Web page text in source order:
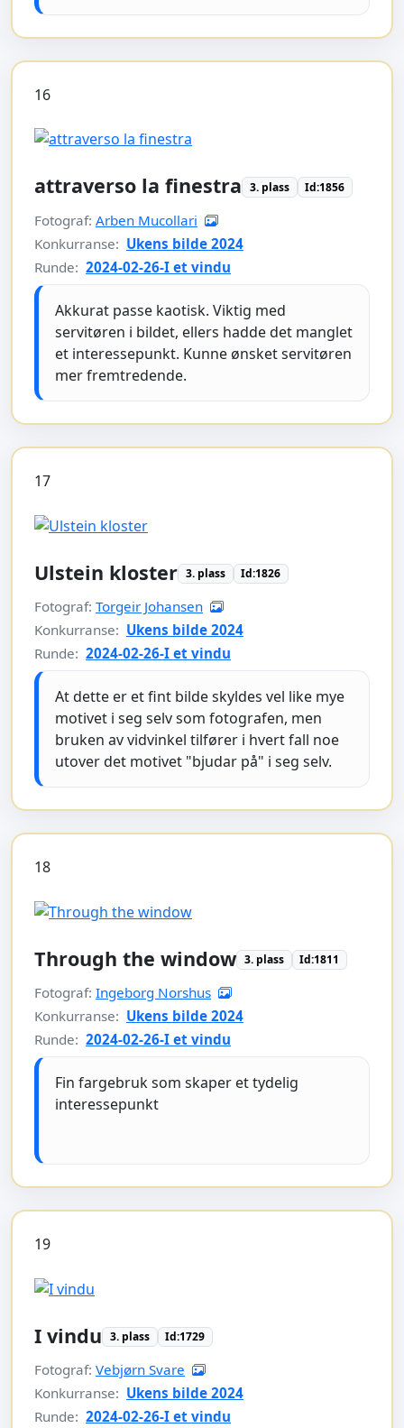
16
attraverso la finestra 3. plass Id:1856
Fotograf: Arben Mucollari
Konkurranse: Ukens bilde 2024
Runde: 2024-02-26-I et vindu
Akkurat passe kaotisk. Viktig med
servitøren i bildet, ellers hadde det manglet
et interessepunkt. Kunne ønsket servitøren
mer fremtredende.
17
Ulstein kloster 3. plass Id:1826
Fotograf: Torgeir Johansen
Konkurranse: Ukens bilde 2024
Runde: 2024-02-26-I et vindu
At dette er et fint bilde skyldes vel like mye
motivet i seg selv som fotografen, men
bruken av vidvinkel tilfører i hvert fall noe
utover det motivet "bjudar på" i seg selv.
18
Through the window 3. plass Id:1811
Fotograf: Ingeborg Norshus
Konkurranse: Ukens bilde 2024
Runde: 2024-02-26-I et vindu
Fin fargebruk som skaper et tydelig
interessepunkt
19
I vindu 3. plass Id:1729
Fotograf: Vebjørn Svare
Konkurranse: Ukens bilde 2024
Runde: 2024-02-26-I et vindu